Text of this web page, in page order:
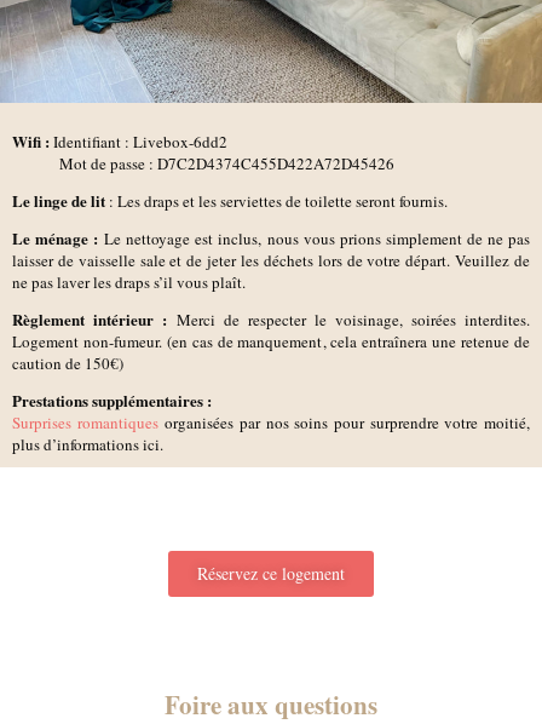
Wifi : Identifiant : Livebox-6dd2
Mot de passe : D7C2D4374C455D422A72D45426
Le linge de lit : Les draps et les serviettes de toilette seront fournis.
Le ménage : Le nettoyage est inclus, nous vous prions simplement de ne pas
laisser de vaisselle sale et de jeter les déchets lors de votre départ. Veuillez de
ne pas laver les draps s’il vous plaît.
Règlement intérieur : Merci de respecter le voisinage, soirées interdites.
Logement non-fumeur. (en cas de manquement, cela entraînera une retenue de
caution de 150€)
Prestations supplémentaires :
Surprises romantiques organisées par nos soins pour surprendre votre moitié,
plus d’informations ici.
Réservez ce logement
Foire aux questions